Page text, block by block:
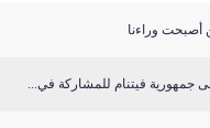
أصبحت وراءنا
جمهورية فيتنام للمشاركة في...